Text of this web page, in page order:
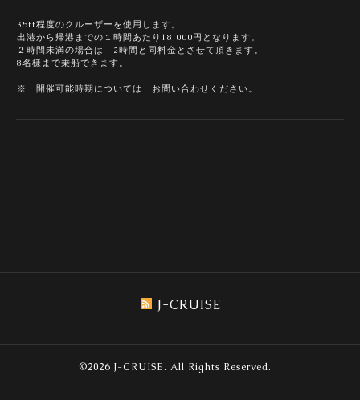
35ft程度のクルーザーを使用します。
出港から帰港までの１時間あたり18,000円となります。
２時間未満の場合は 2時間と同料金とさせて頂きます。
8名様まで乗船できます。
※ 開催可能時期については お問い合わせください。
J-CRUISE
©2026 J-CRUISE. All Rights Reserved.